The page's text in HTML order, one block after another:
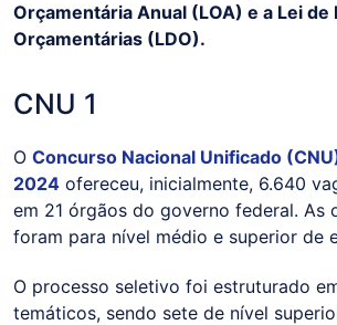
Orçamentária Anual (LOA) e a Lei
Orçamentárias (LDO).
CNU 1
O Concurso Nacional Unificado
2024 ofereceu, inicialmente, 6.640
em 21 órgãos do governo federal. As
foram para nível médio e superior de
O processo seletivo foi estruturado
temáticos, sendo sete de nível